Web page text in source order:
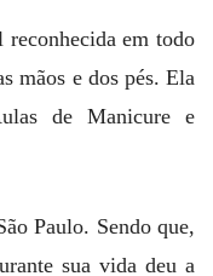
em todo
mãos e dos pés. Ela
de Manicure e
Paulo. Sendo que,
sua vida deu a